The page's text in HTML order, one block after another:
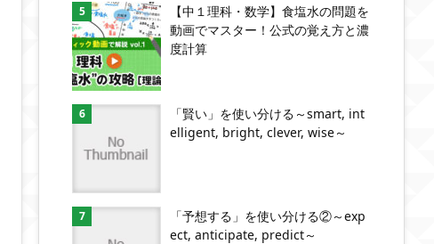
【中１理科・数学】食塩水の問題を
動画でマスター！公式の覚え方と濃
度計算
「賢い」を使い分ける～smart, int
elligent, bright, clever, wise～
「予想する」を使い分ける②～exp
ect, anticipate, predict～